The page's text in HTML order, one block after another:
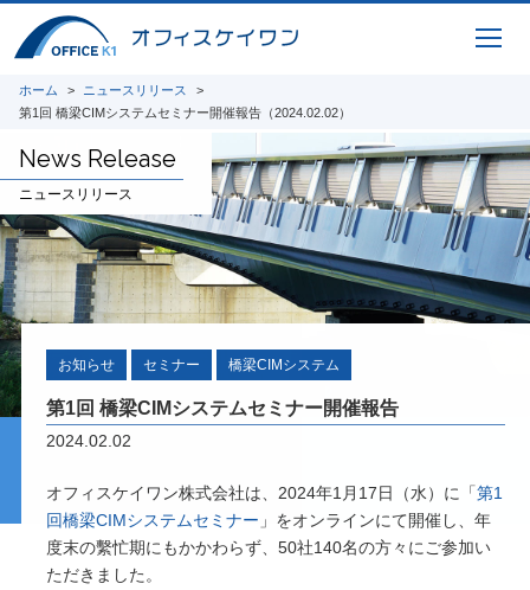
ICTサービス
完成パース、 CIM-PDF変換、点群データ、
AR / VR、自社プログラムを利用した設計図
面、原寸展開データ作成、 スタッド配置図
作成、曲面展開図作成
研究開発
将来の橋梁建設システムの生産性向上に貢献
すべく、3Dモデルを中心とした研究開発に
ベーション、また投稿論文や講演実績を紹介
いたします。
橋梁の建設現場におけるオープンイノベーシ
オフィスケイワンが参画するコンソーシアム
ホーム
ニュースリリース
第1回 橋梁CIMシステムセミナー開催報告（2024.02.02）
News Release
ニュースリリース
お知らせ セミナー 橋梁CIMシステム
第1回 橋梁CIMシステムセミナー開催報告
2024.02.02
オフィスケイワン株式会社は、2024年1月17日（水）に「第1
回橋梁CIMシステムセミナー 」をオンラインにて開催し、年
度末の繫忙期にもかかわらず、50社140名の方々にご参加い
ただきました。